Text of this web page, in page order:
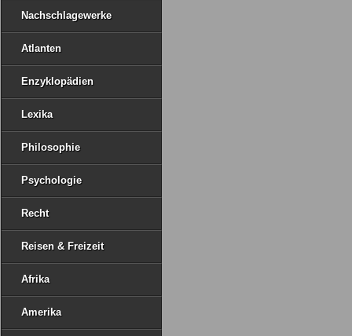
Nachschlagewerke
Atlanten
Enzyklopädien
Lexika
Philosophie
Psychologie
Recht
Reisen & Freizeit
Afrika
Amerika